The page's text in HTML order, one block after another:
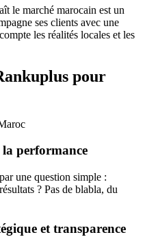
le marché marocain est un
ses clients avec une
les réalités locales et les
pour
la performance
une question simple :
? Pas de blabla, du
et transparence